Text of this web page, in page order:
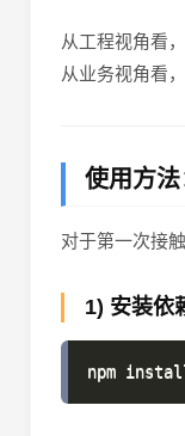
从工程视角看
从业务视角看
使用方
对于第一次接
1) 安装依